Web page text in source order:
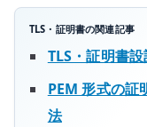
TLS・証明書の関連記事
TLS・証明書
PEM 形式の証
法